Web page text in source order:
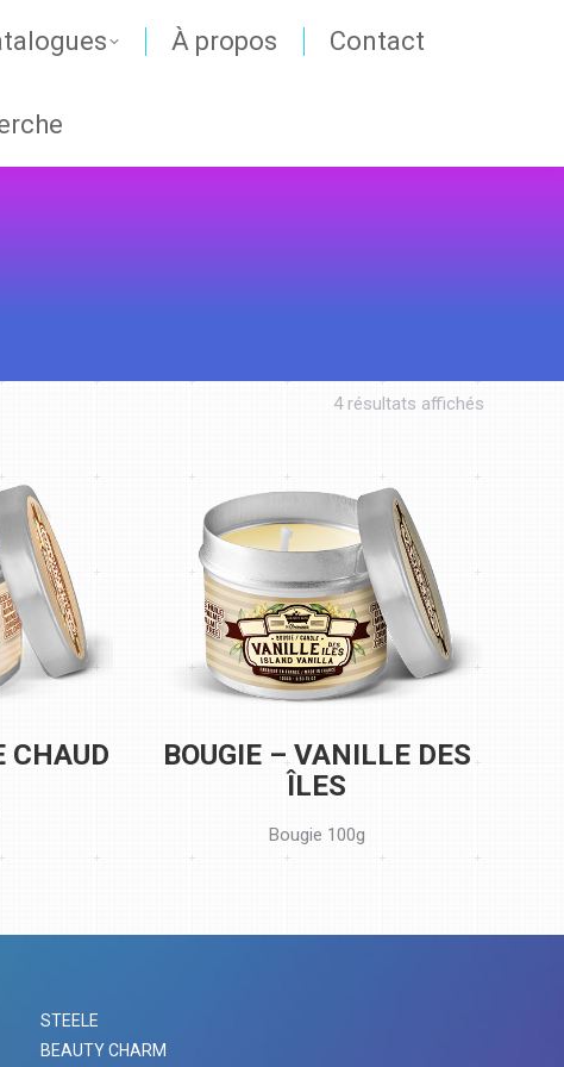
À propos Contact
4 résultats affichés
CHAUD
BOUGIE – VANILLE DES
ÎLES
Bougie 100g
STEELE
BEAUTY CHARM